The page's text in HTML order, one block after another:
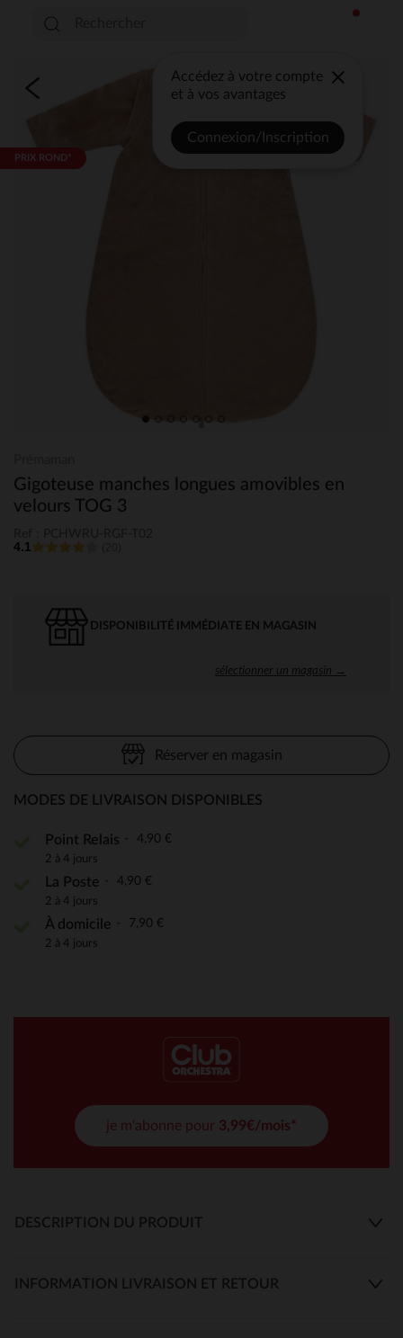
Accédez à votre compte
et à vos avantages
Connexion/Inscription
PRIX ROND*
Gigoteuse manches longues amovibles en
velours TOG 3
4.1
DISPONIBILITÉ IMMÉDIATE EN MAGASIN
sélectionner un magasin →
Réserver en magasin
MODES DE LIVRAISON DISPONIBLES
Point Relais 4,90 €
2 à 4 jours
La Poste 4,90 €
2 à 4 jours
À domicile 7,90 €
2 à 4 jours
je m'abonne pour 3,99€/mois*
DESCRIPTION DU PRODUIT
INFORMATION LIVRAISON ET RETOUR